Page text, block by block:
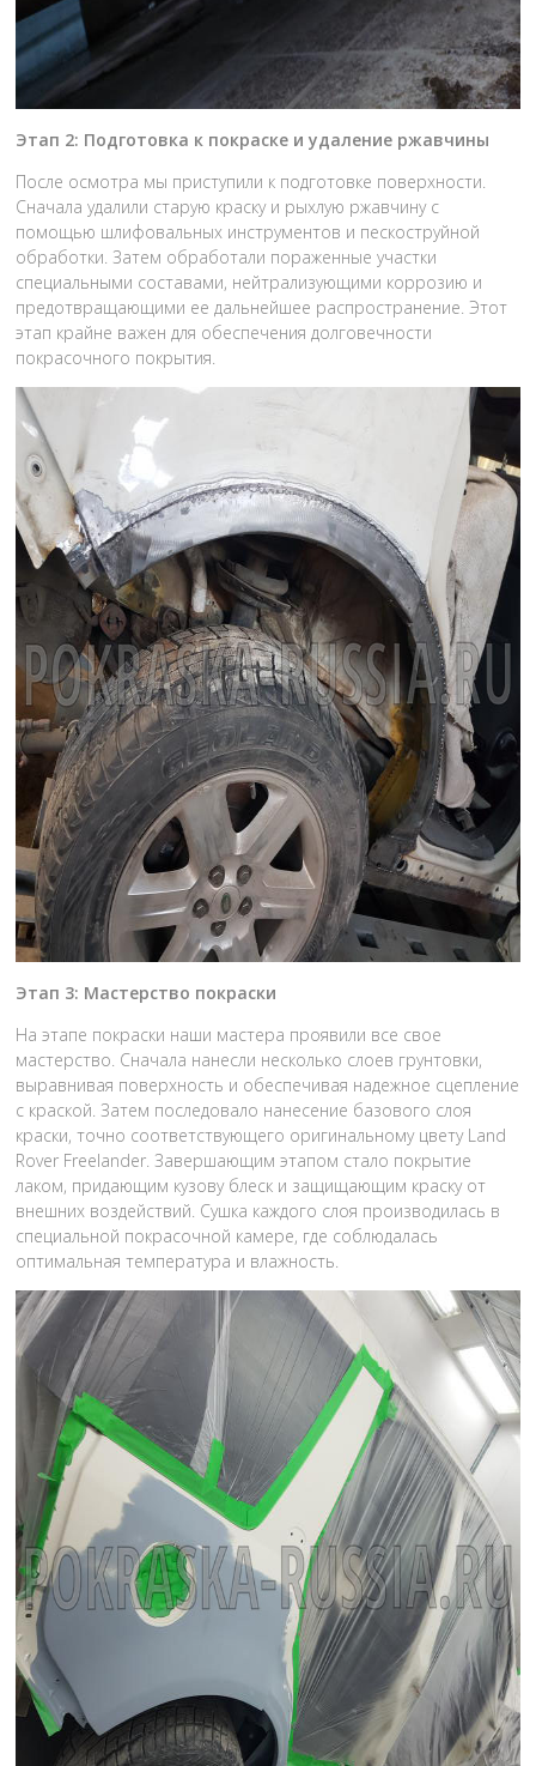
Этап 2: Подготовка к покраске и удаление ржавчины
После осмотра мы приступили к подготовке поверхности.
Сначала удалили старую краску и рыхлую ржавчину с
помощью шлифовальных инструментов и пескоструйной
обработки. Затем обработали пораженные участки
специальными составами, нейтрализующими коррозию и
предотвращающими ее дальнейшее распространение. Этот
этап крайне важен для обеспечения долговечности
покрасочного покрытия.
Этап 3: Мастерство покраски
На этапе покраски наши мастера проявили все свое
мастерство. Сначала нанесли несколько слоев грунтовки,
выравнивая поверхность и обеспечивая надежное сцепление
с краской. Затем последовало нанесение базового слоя
краски, точно соответствующего оригинальному цвету Land
Rover Freelander. Завершающим этапом стало покрытие
лаком, придающим кузову блеск и защищающим краску от
внешних воздействий. Сушка каждого слоя производилась в
специальной покрасочной камере, где соблюдалась
оптимальная температура и влажность.